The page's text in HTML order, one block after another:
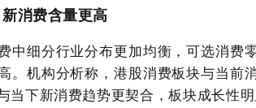
消费含量更高
中细分行业分布更加均衡，可选消费
。机构分析称，港股消费板块与当前
当下新消费趋势更契合，板块成长性明